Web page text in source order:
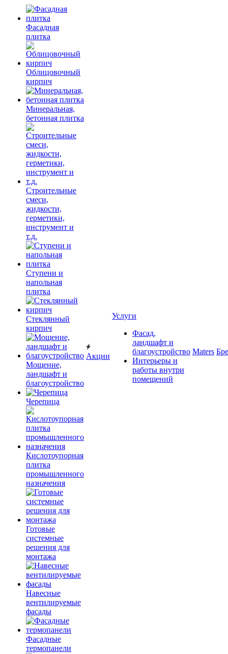
Фасадная
плитка
Облицовочный
кирпич
Минеральная,
бетонная плитка
Строительные
смеси,
жидкости,
герметики,
инструмент и
т.д.
Ступени и
напольная
плитка
Cтеклянный
кирпич
Мощение,
ландшафт и
благоустройство
Черепица
Кислотоупорная
плитка
промышленного
назначения
Готовые
системные
решения для
монтажа
Навесные
вентилируемые
фасады
Фасадные
термопанели
Акции
Услуги
Фасад,
ландшафт и
благоустройство
Интерьеры и
работы внутри
помещений
Maters